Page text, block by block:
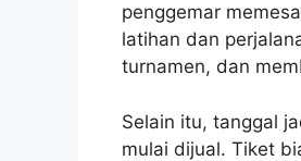
penggemar
latihan dan
turnamen, dan
Selain itu, tanggal
mulai dijual. Tiket